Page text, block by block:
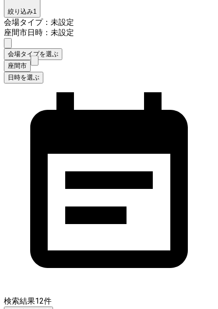
絞り込み1
会場タイプ：未設定
座間市日時：未設定
会場タイプを選ぶ
座間市
日時を選ぶ
検索結果12件